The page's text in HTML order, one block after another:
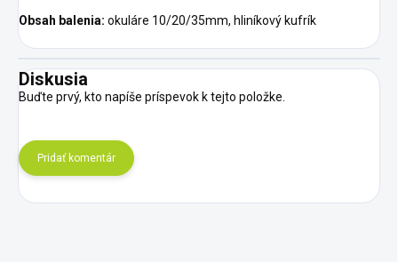
Obsah balenia: okuláre 10/20/35mm, hliníkový kufrík
Diskusia
Buďte prvý, kto napíše príspevok k tejto položke.
Pridať komentár